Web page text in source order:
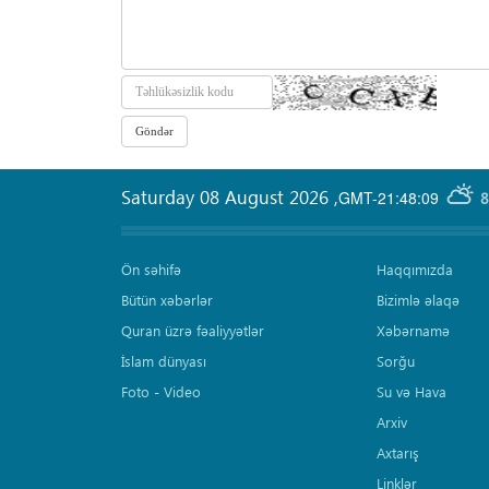
GMT-21:48:09
Saturday 08 August 2026 ,
Ön səhifə
Bütün xəbərlər
Quran üzrə fəaliyyətlər
İslam dünyası
Foto - Video
Haqqımızda
Bizimlə əlaqə
Xəbərnamə
Sorğu
Su və Hava
Arxiv
Axtarış
Linklər